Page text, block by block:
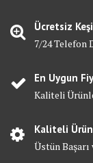
Ücretsiz
7/24 Telefon
En Uygun
Kaliteli
Kaliteli
Üstün